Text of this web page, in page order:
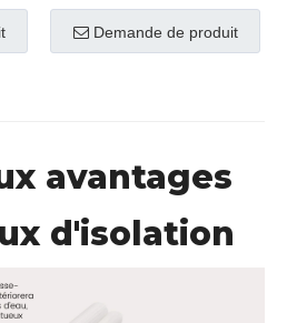
Demande de produit
avantages
d'isolation